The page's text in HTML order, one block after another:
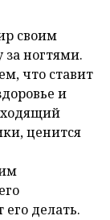
своим
ногтями.
что ставит
и
ценится
делать.